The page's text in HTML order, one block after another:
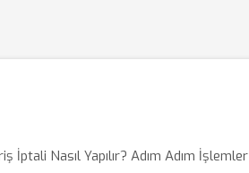
İptali Nasıl Yapılır? Adım Adım İşlemler